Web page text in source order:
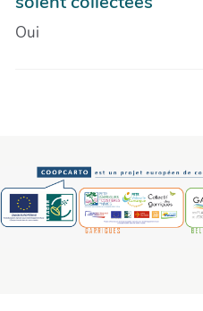
Oui